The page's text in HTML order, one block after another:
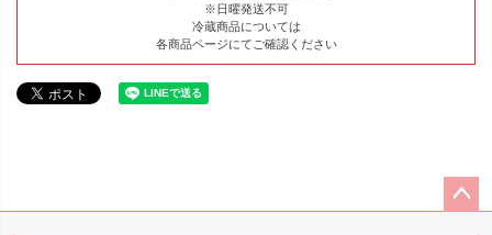
※日曜発送不可
冷蔵商品については
各商品ページにてご確認ください